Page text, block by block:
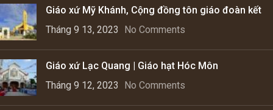
Giáo xứ Mỹ Khánh, Cộng đồng tôn giáo đoàn kết
Tháng 9 13, 2023
No Comments
Giáo xứ Lạc Quang | Giáo hạt Hóc Môn
Tháng 9 12, 2023
No Comments